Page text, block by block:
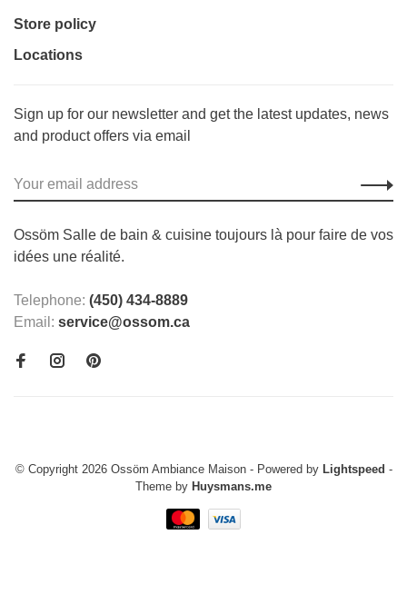
Store policy
Locations
Sign up for our newsletter and get the latest updates, news
and product offers via email
Ossöm Salle de bain & cuisine toujours là pour faire de vos
idées une réalité.
Telephone: (450) 434-8889
Email: service@ossom.ca
© Copyright 2026 Ossöm Ambiance Maison - Powered by Lightspeed -
Theme by Huysmans.me